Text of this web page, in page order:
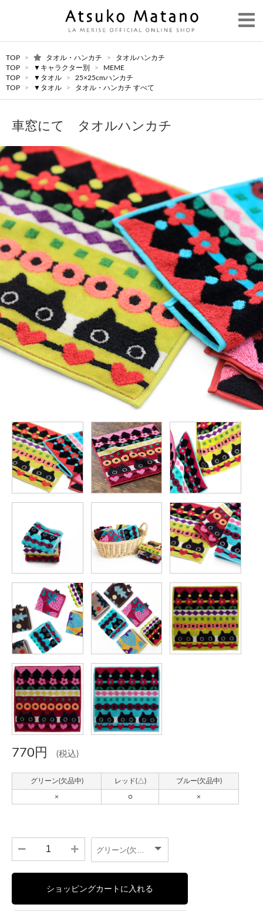
TOP > タオル・ハンカチ >
タオルハンカチ
TOP
> ▼キャラクター別 >
MEME
TOP
> ▼タオル >
25×25cmハンカチ
TOP
> ▼タオル > タオル・ハンカチ すべて
車窓にて タオルハンカチ
770円 (税込)